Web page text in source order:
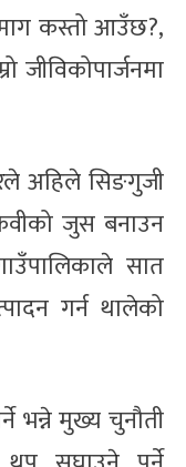
कस्तो आउँछ?,
जीविकोपार्जनमा
अहिले सिङगुजी
जुस बनाउन
सात
गर्न थालेको
भन्ने मुख्य चुनौती